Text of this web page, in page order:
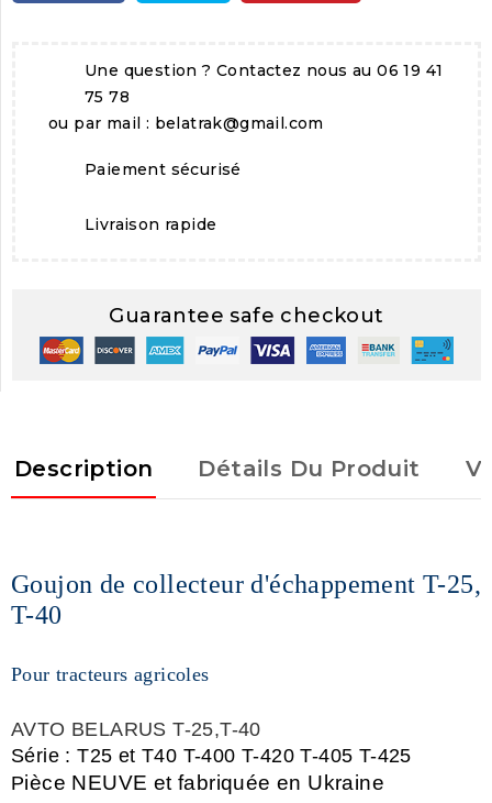
Une question ? Contactez nous au 06 19 41
75 78
ou par mail : belatrak@gmail.com
Paiement sécurisé
Livraison rapide
Guarantee safe checkout
Description Détails Du Produit
Goujon de collecteur d'échappement T-25,
T-40
Pour tracteurs agricoles
AVTO BELARUS T-25,T-40
Série :T25 et T40 T-400 T-420 T-405 T-425
Pièce NEUVE et fabriquée en Ukraine